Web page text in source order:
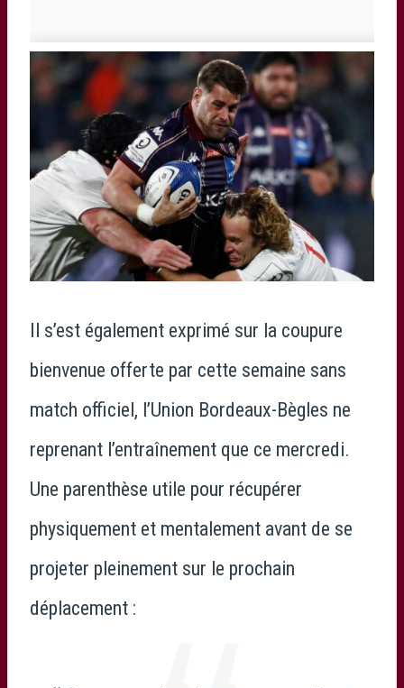
Il s’est également exprimé sur la coupure
bienvenue offerte par cette semaine sans
match officiel, l’Union Bordeaux-Bègles ne
reprenant l’entraînement que ce mercredi.
Une parenthèse utile pour récupérer
physiquement et mentalement avant de se
projeter pleinement sur le prochain
déplacement :